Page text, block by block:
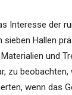
Interesse der
sieben Hallen
und
zu beobachten,
wenn das